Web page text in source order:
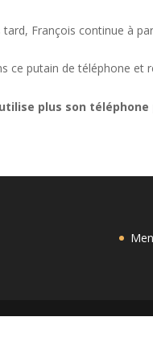
tard, François continue à
ce putain de téléphone et
plus son